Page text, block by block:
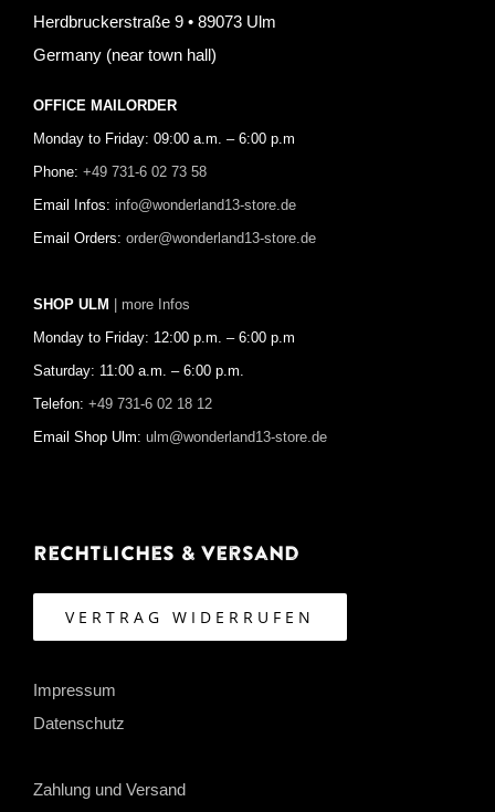
Herdbruckerstraße 9 • 89073 Ulm
Germany (near town hall)
OFFICE MAILORDER
Monday to Friday: 09:00 a.m. – 6:00 p.m
Phone: +49 731-6 02 73 58
Email Infos: info@wonderland13-store.de
Email Orders: order@wonderland13-store.de
SHOP ULM | more Infos
Monday to Friday: 12:00 p.m. – 6:00 p.m
Saturday: 11:00 a.m. – 6:00 p.m.
Telefon: +49 731-6 02 18 12
Email Shop Ulm: ulm@wonderland13-store.de
Rechtliches & Versand
VERTRAG WIDERRUFEN
Impressum
Datenschutz
Zahlung und Versand